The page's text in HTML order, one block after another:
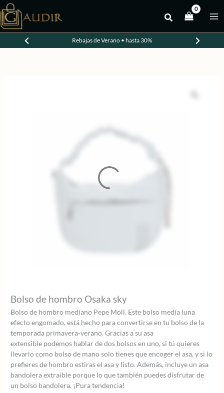
al
contenido
Rebajas de Verano • hasta 30%
-30%
Bolso de hombro Osaka sky
Bolso de hombro mediano Pepe Moll. Este bolso media luna
efecto engomado, está hecho para convertirse en tu bolso de la
temporada primavera-verano. Gracias a su asa
extensible podemos hablar de dos bolsos en uno, si tú quieres
llevarlo como bolso de mano solo tienes que encoger el asa, y si lo
prefieres de hombro estiras el asa y listo. Además, incluye un asa
bandolera extraíble porque lo que también puedes disfrutar de
un bolso bandolera. ¡Pura tendencia!